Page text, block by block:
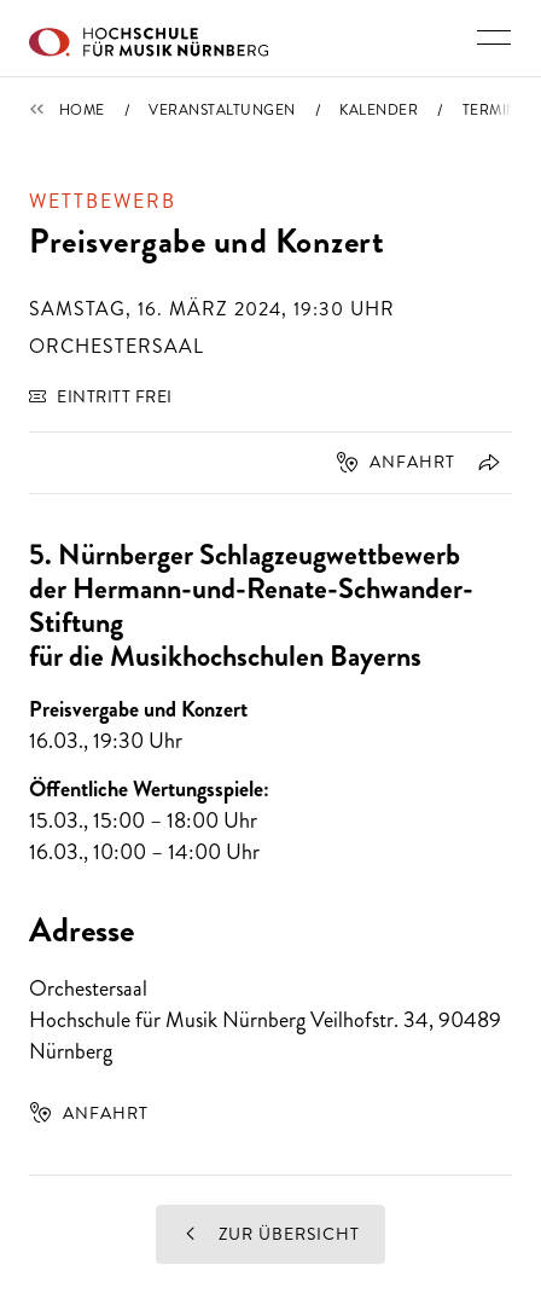
TERMINE
HOME VERANSTALTUNGEN KALENDER TERMIN
WETTBEWERB
Preisvergabe und Konzert
SAMSTAG, 16. MÄRZ 2024, 19:30 UHR
ORCHESTERSAAL
EINTRITT FREI
ANFAHRT
5. Nürnberger Schlagzeugwettbewerb
der Hermann-und-Renate-Schwander-
Stiftung
für die Musikhochschulen Bayerns
Preisvergabe und Konzert
16.03., 19:30 Uhr
Öffentliche Wertungsspiele:
15.03., 15:00 – 18:00 Uhr
16.03., 10:00 – 14:00 Uhr
Adresse
Orchestersaal
Hochschule für Musik Nürnberg Veilhofstr. 34,90489
Nürnberg
ANFAHRT
ZUR ÜBERSICHT